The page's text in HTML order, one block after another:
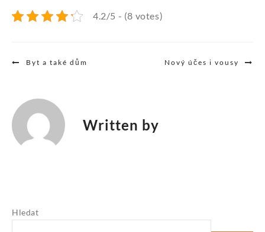
4.2/5 - (8 votes)
Navigace
Byt a také dům Nový účes i vousy
Written by
Hledat